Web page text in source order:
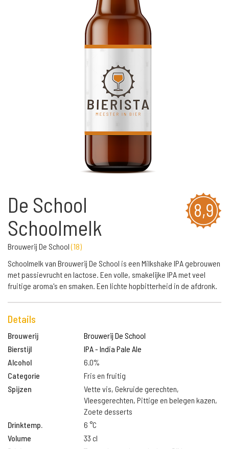
8,9
De School
Schoolmelk
Brouwerij De School(18)
Schoolmelk van Brouwerij De School is een Milkshake IPA gebrouwen
met passievrucht en lactose. Een volle, smakelijke IPA met veel
fruitige aroma's en smaken. Een lichte hopbitterheid in de afdronk.
Details
Brouwerij
Brouwerij De School
Bierstijl
IPA - India Pale Ale
Alcohol
6.0%
Categorie
Fris en fruitig
Spijzen
Vette vis, Gekruide gerechten,
Vleesgerechten, Pittige en belegen kazen,
Zoete desserts
Drinktemp.
6 °C
Volume
33 cl